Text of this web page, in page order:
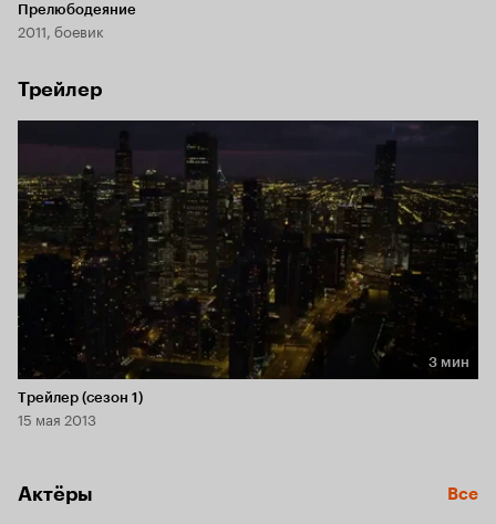
Прелюбодеяние
2011, боевик
Трейлер
Длительность 3 мин
3 мин
Трейлер (сезон 1)
15 мая 2013
Актёры Все